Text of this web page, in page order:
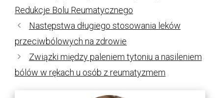
Redukcje Bolu Reumatycznego
Następstwa długiego stosowania leków
przeciwbólowych na zdrowie
Związki między paleniem tytoniu a nasileniem
bólów w rękach u osób z reumatyzmem